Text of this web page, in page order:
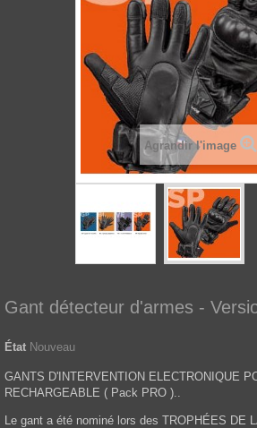
Agrandir l'image
Gant détecteur d'armes -
État Nouveau
GANTS D'INTERVENTION ELECTRONIQUE
RECHARGEABLE ( Pack PRO )..
Le gant a été nominé lors des TROPHÉES DE